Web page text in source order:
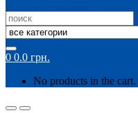
Search
for:
0 0.0 грн.
No products in the cart.